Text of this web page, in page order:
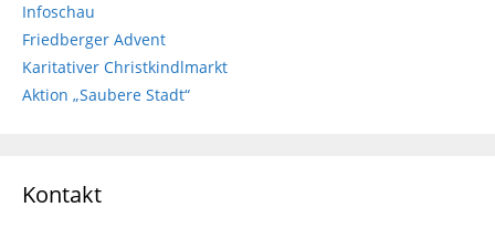
Infoschau
Friedberger Advent
Karitativer Christkindlmarkt
Aktion „Saubere Stadt“
Kontakt